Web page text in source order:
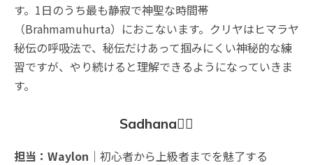
す。1日のうち最も静寂で神聖な時間帯
（Brahmamuhurta）におこないます。クリヤはヒマラヤ
秘伝の呼吸法で、秘伝だけあって掴みにくい神秘的な練
習ですが、やり続けると理解できるようになっていきま
す。
Sadhana🧘‍♀️
担当：Waylon ｜初心者から上級者までを魅了する